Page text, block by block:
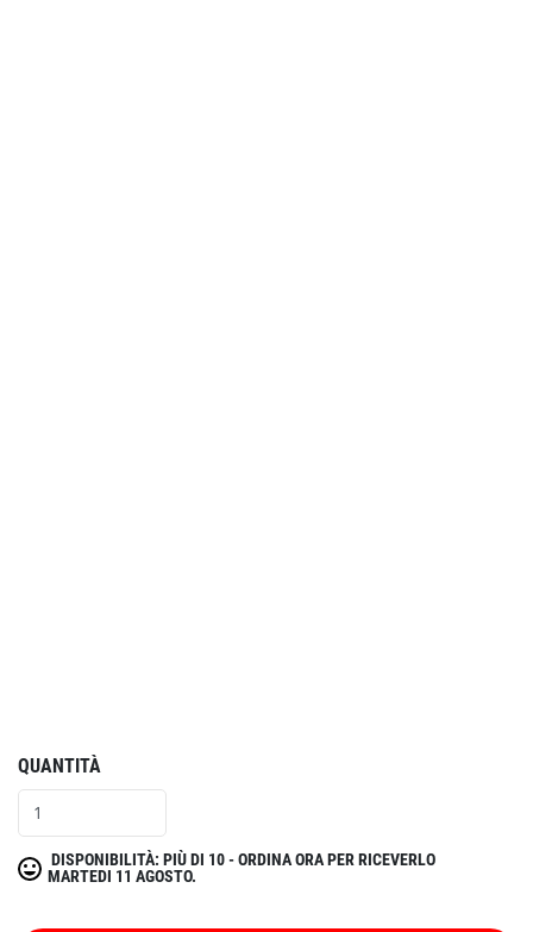
QUANTITÀ
DISPONIBILITÀ: PIÙ DI 10 - ORDINA ORA PER RICEVERLO
MARTEDI 11 AGOSTO.